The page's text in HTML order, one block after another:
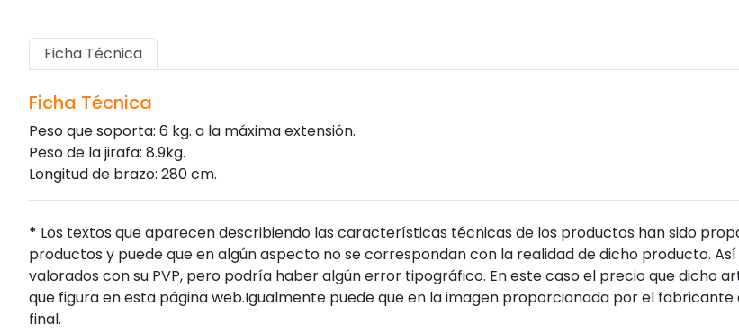
Ficha Técnica
Ficha Técnica
Peso que soporta: 6 kg. a la máxima extensión.
Peso de la jirafa: 8.9kg.
Longitud de brazo: 280 cm.
* Los textos que aparecen describiendo las características técnicas de los productos han sido
productos y puede que en algún aspecto no se correspondan con la realidad de dicho producto.
valorados con su PVP, pero podría haber algún error tipográfico. En este caso el precio que
que figura en esta página web.Igualmente puede que en la imagen proporcionada por el
final.